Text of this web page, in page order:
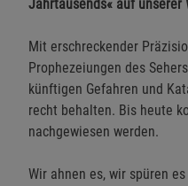
Jahrtausends« auf unserer
Mit erschreckender
Prophezeiungen des
künftigen Gefahren und
recht behalten. Bis heute
nachgewiesen werden.
Wir ahnen es, wir spüren